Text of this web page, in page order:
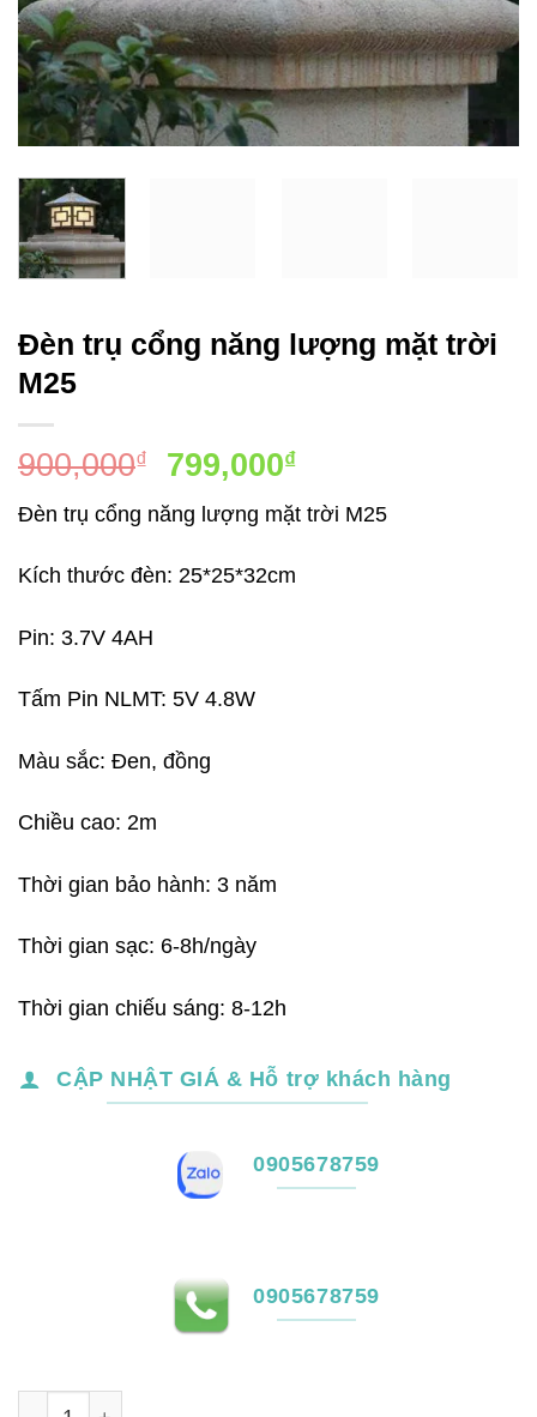
Đèn trụ cổng năng lượng mặt trời
M25
900,000₫
Giá
gốc
là:
900,000₫.
799,000₫Giá
hiện
tại
Đèn trụ cổng năng lượng mặt trời M25
Kích thước đèn: 25*25*32cm
Pin: 3.7V 4AH
Tấm Pin NLMT: 5V 4.8W
Màu sắc: Đen, đồng
Chiều cao: 2m
Thời gian bảo hành: 3 năm
Thời gian sạc: 6-8h/ngày
Thời gian chiếu sáng: 8-12h
CẬP NHẬT GIÁ & Hỗ trợ khách hàng
0905678759
0905678759
Đèn trụ cổng năng lượng mặt trời M25 số lượng